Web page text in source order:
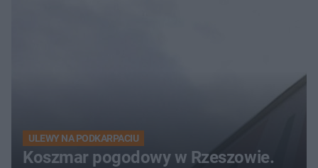
ULEWY NA PODKARPACIU
Koszmar pogodowy w Rzeszowie.